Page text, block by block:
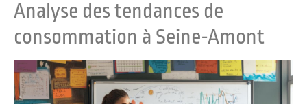
Analyse des tendances de
consommation à Seine-Amont